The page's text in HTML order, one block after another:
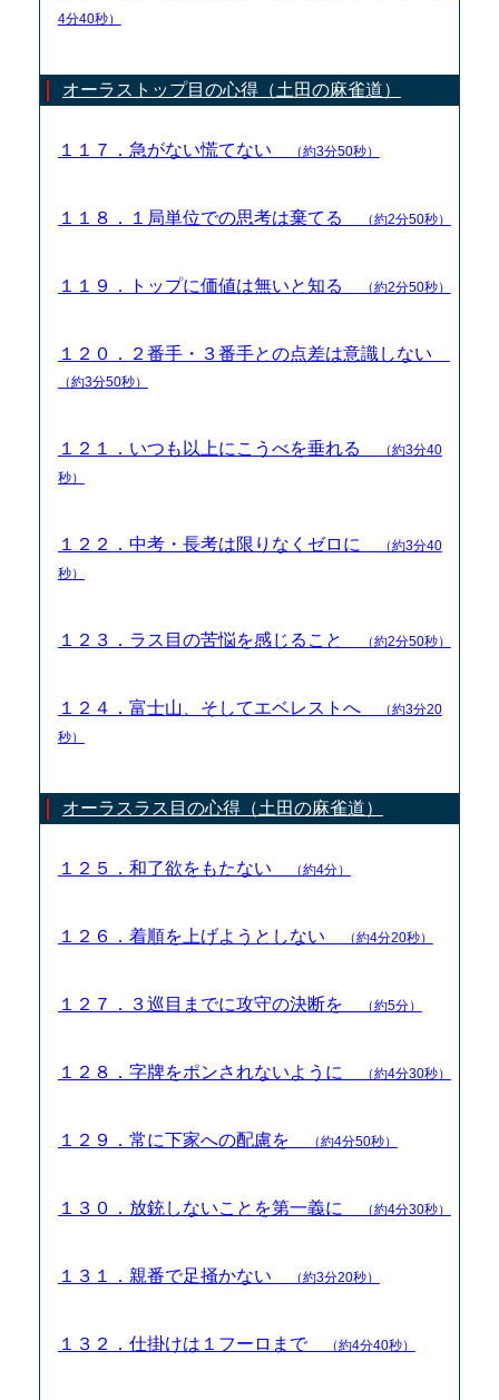
4分40秒）
オーラストップ目の心得（土田の麻雀道）
１１７．急がない慌てない （約3分50秒）
１１８．１局単位での思考は棄てる （約2分50秒）
１１９．トップに価値は無いと知る （約2分50秒）
１２０．２番手・３番手との点差は意識しない
（約3分50秒）
１２１．いつも以上にこうべを垂れる
（約3分40
秒）
１２２．中考・長考は限りなくゼロに
（約3分40
秒）
１２３．ラス目の苦悩を感じること （約2分50秒）
１２４．富士山、そしてエベレストへ
（約3分20
秒）
オーラスラス目の心得（土田の麻雀道）
１２５．和了欲をもたない （約4分）
１２６．着順を上げようとしない （約4分20秒）
１２７．３巡目までに攻守の決断を （約5分）
１２８．字牌をポンされないように （約4分30秒）
１２９．常に下家への配慮を （約4分50秒）
１３０．放銃しないことを第一義に （約4分30秒）
１３１．親番で足掻かない （約3分20秒）
１３２．仕掛けは１フーロまで （約4分40秒）